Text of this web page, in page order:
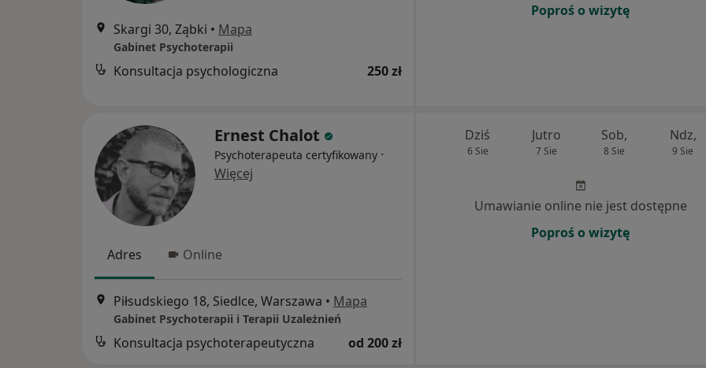
Skargi 30, Ząbki • Mapa
Gabinet Psychoterapii
Konsultacja psychologiczna 250 zł
Poproś o wizytę
Ernest Chalot
Psychoterapeuta certyfikowany ·
Więcej
Adres Online
Piłsudskiego 18, Siedlce, Warszawa • Mapa
Gabinet Psychoterapii i Terapii Uzależnień
Konsultacja psychoterapeutyczna od 200 zł
Dziś
6 Sie
Jutro
7 Sie
Sob,
8 Sie
Ndz,
9 Sie
Umawianie online nie jest dostępne
Poproś o wizytę